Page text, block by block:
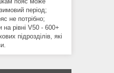
період;
не потрібно;
рівні V50 - 600+
підрозділів, які